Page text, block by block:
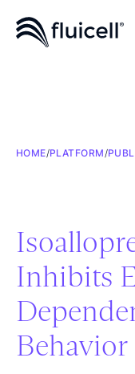
HOME/PLATFORM/
Inhibits
Behavior